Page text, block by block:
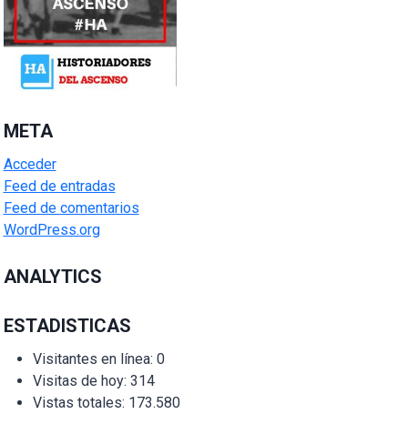
META
Acceder
Feed de entradas
Feed de comentarios
WordPress.org
ANALYTICS
ESTADISTICAS
Visitantes en línea: 0
Visitas de hoy: 314
Vistas totales: 173.580